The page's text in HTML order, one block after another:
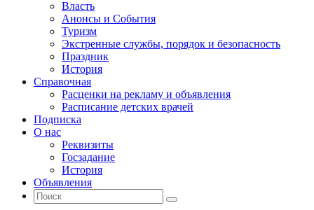
Власть
Анонсы и События
Туризм
Экстренные службы, порядок и безопасность
Праздник
История
Справочная
Расценки на рекламу и объявления
Расписание детских врачей
Подписка
О нас
Реквизиты
Госзадание
История
Объявления
Поиск
Искать:
Поиск